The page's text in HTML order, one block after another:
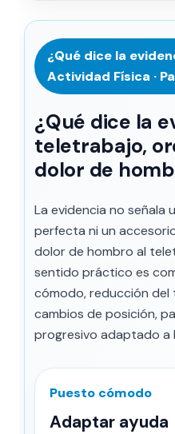
¿Qué dice la
Actividad Física ·
¿Qué dice la
teletrabajo,
dolor de
La evidencia no señala
perfecta ni un
dolor de hombro al
sentido práctico es
cómodo, reducción del
cambios de posición,
progresivo adaptado a
Puesto cómodo
Adaptar ayuda